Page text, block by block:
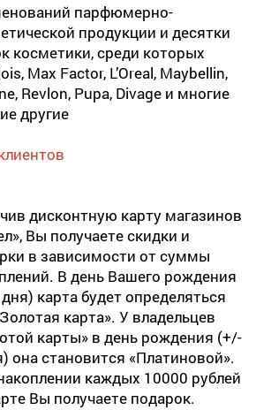
парфюмерно-
продукции и десятки
косметики, среди которых
Max Factor, L’Oreal, Maybellin,
Revlon, Pupa, Divage и многие
другие
дисконтную карту магазинов
Вы получаете скидки и
в зависимости от суммы
В день Вашего рождения
карта будет определяться
карта». У владельцев
карты» в день рождения (+/-
она становится «Платиновой».
каждых 10000 рублей
Вы получаете подарок.